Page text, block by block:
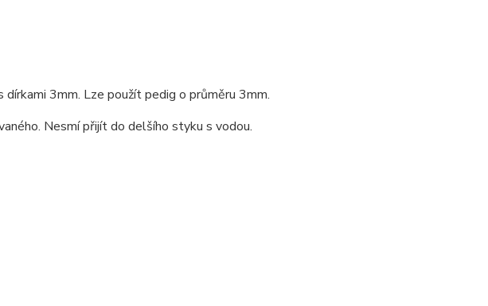
3mm. Lze použít pedig o průměru 3mm.
Nesmí přijít do delšího styku s vodou.